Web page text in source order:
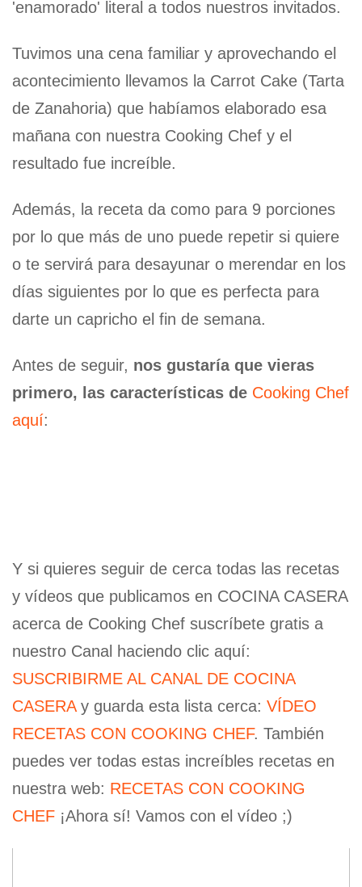
'enamorado' literal a todos nuestros invitados.
Tuvimos una cena familiar y aprovechando el
acontecimiento llevamos la Carrot Cake (Tarta
de Zanahoria) que habíamos elaborado esa
mañana con nuestra Cooking Chef y el
resultado fue increíble.
Además, la receta da como para 9 porciones
por lo que más de uno puede repetir si quiere
o te servirá para desayunar o merendar en los
días siguientes por lo que es perfecta para
darte un capricho el fin de semana.
Antes de seguir, nos gustaría que vieras
primero, las características de Cooking Chef
aquí:
Y si quieres seguir de cerca todas las recetas
y vídeos que publicamos en COCINA CASERA
acerca de Cooking Chef suscríbete gratis a
nuestro Canal haciendo clic aquí:
SUSCRIBIRME AL CANAL DE COCINA
CASERAy guarda esta lista cerca: VÍDEO
RECETAS CON COOKING CHEF. También
puedes ver todas estas increíbles recetas en
nuestra web: RECETAS CON COOKING
CHEF ¡Ahora sí! Vamos con el vídeo ;)